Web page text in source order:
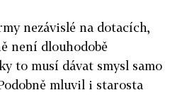
nezávislé na dotacích,
není dlouhodobě
to musí dávat smysl samo
mluvil i starosta